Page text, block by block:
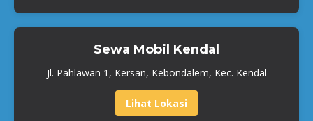
Sewa Mobil Kendal
Jl. Pahlawan 1, Kersan, Kebondalem, Kec. Kendal
Lihat Lokasi